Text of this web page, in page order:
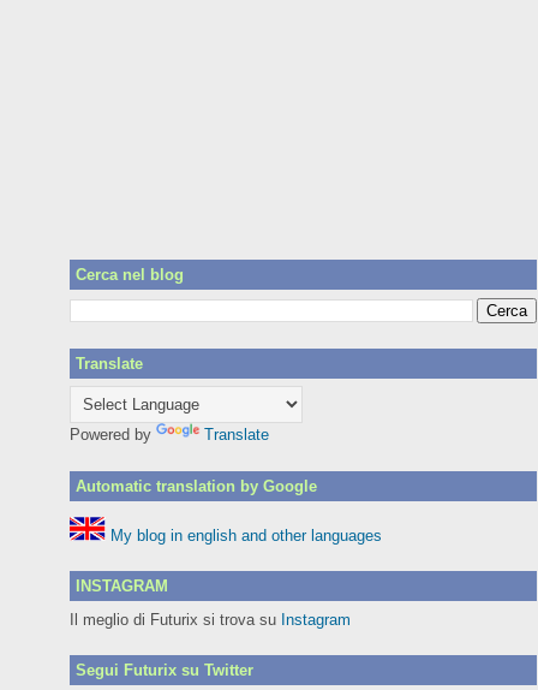
Cerca nel blog
Translate
Powered by Translate
Automatic translation by Google
My blog in english and other languages
INSTAGRAM
Il meglio di Futurix si trova su Instagram
Segui Futurix su Twitter